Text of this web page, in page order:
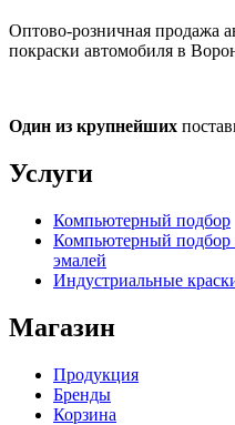
Оптово-розничная продажа
покраски автомобиля в
Один из крупнейших
Услуги
Компьютерный подбор
Компьютерный подбор
эмалей
Индустриальные
Магазин
Продукция
Бренды
Корзина